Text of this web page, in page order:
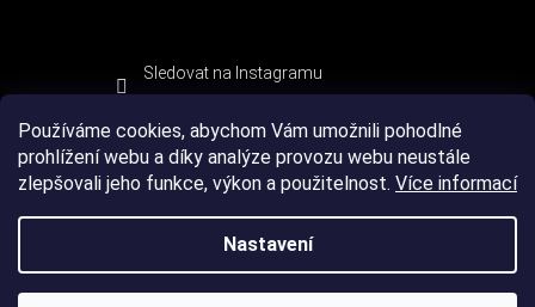
Používáme cookies, abychom Vám umožnili pohodlné
prohlížení webu a díky analýze provozu webu neustále
zlepšovali jeho funkce, výkon a použitelnost. Více informací
Nastavení
Sledovat na Instagramu